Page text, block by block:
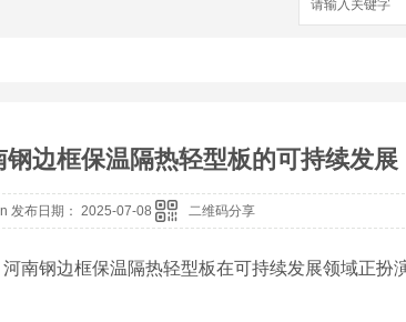
边框保温隔热轻型板的可持续发展
发布日期： 2025-07-08 二维码分享
南钢边框保温隔热轻型板在可持续发展领域正扮